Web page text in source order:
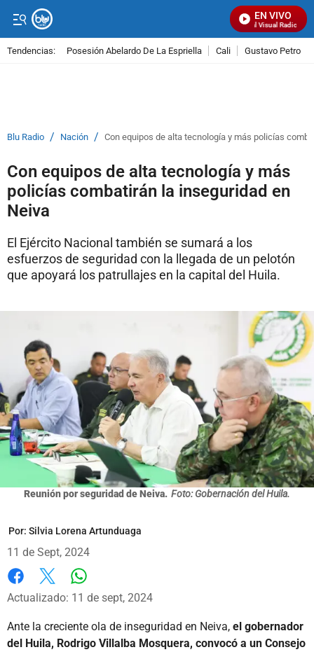
EN VIVO
Señal Visual Radio
Tendencias: Posesión Abelardo De La Espriella Cali Gustavo Petro
Blu Radio / Nación / Con equipos de alta tecnología y más policías
Con equipos de alta tecnología y más
policías combatirán la inseguridad en
Neiva
El Ejército Nacional también se sumará a los
esfuerzos de seguridad con la llegada de un pelotón
que apoyará los patrullajes en la capital del Huila.
Reunión por seguridad de Neiva. Foto: Gobernación del Huila.
Por: Silvia Lorena Artunduaga
11 de Sept, 2024
Facebook
X
Actualizado: 11 de sept, 2024
Ante la creciente ola de inseguridad en Neiva, el gobernador
del Huila, Rodrigo Villalba Mosquera, convocó a un Consejo